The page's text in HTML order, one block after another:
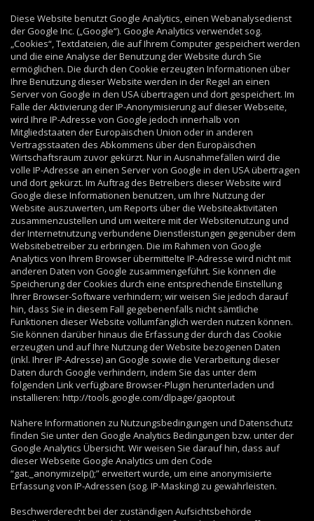
Diese Website benutzt Google Analytics, einen Webanalysedienst
der Google Inc. („Google“). Google Analytics verwendet sog.
„Cookies“, Textdateien, die auf Ihrem Computer gespeichert werden
und die eine Analyse der Benutzung der Website durch Sie
ermöglichen. Die durch den Cookie erzeugten Informationen über
Ihre Benutzung dieser Website werden in der Regel an einen
Server von Google in den USA übertragen und dort gespeichert. Im
Falle der Aktivierung der IP-Anonymisierung auf dieser Webseite,
wird Ihre IP-Adresse von Google jedoch innerhalb von
Mitgliedstaaten der Europäischen Union oder in anderen
Vertragsstaaten des Abkommens über den Europäischen
Wirtschaftsraum zuvor gekürzt. Nur in Ausnahmefällen wird die
volle IP-Adresse an einen Server von Google in den USA übertragen
und dort gekürzt. Im Auftrag des Betreibers dieser Website wird
Google diese Informationen benutzen, um Ihre Nutzung der
Website auszuwerten, um Reports über die Websiteaktivitäten
zusammenzustellen und um weitere mit der Websitenutzung und
der Internetnutzung verbundene Dienstleistungen gegenüber dem
Websitebetreiber zu erbringen. Die im Rahmen von Google
Analytics von Ihrem Browser übermittelte IP-Adresse wird nicht mit
anderen Daten von Google zusammengeführt. Sie können die
Speicherung der Cookies durch eine entsprechende Einstellung
Ihrer Browser-Software verhindern; wir weisen Sie jedoch darauf
hin, dass Sie in diesem Fall gegebenenfalls nicht sämtliche
Funktionen dieser Website vollumfänglich werden nutzen können.
Sie können darüber hinaus die Erfassung der durch das Cookie
erzeugten und auf Ihre Nutzung der Website bezogenen Daten
(inkl. Ihrer IP-Adresse) an Google sowie die Verarbeitung dieser
Daten durch Google verhindern, indem Sie das unter dem
folgenden Link verfügbare Browser-Plugin herunterladen und
installieren: http://tools.google.com/dlpage/gaoptout
Nähere Informationen zu Nutzungsbedingungen und Datenschutz
finden Sie unter den Google Analytics Bedingungen bzw. unter der
Google Analytics Übersicht. Wir weisen Sie darauf hin, dass auf
dieser Webseite Google Analytics um den Code
“gat._anonymizeIp();” erweitert wurde, um eine anonymisierte
Erfassung von IP-Adressen (sog. IP-Masking) zu gewährleisten.
Beschwerderecht bei der zuständigen Aufsichtsbehörde